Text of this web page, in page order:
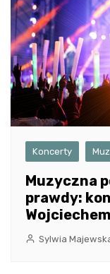
Koncerty
Muzyczna
prawdy:
Sylwia